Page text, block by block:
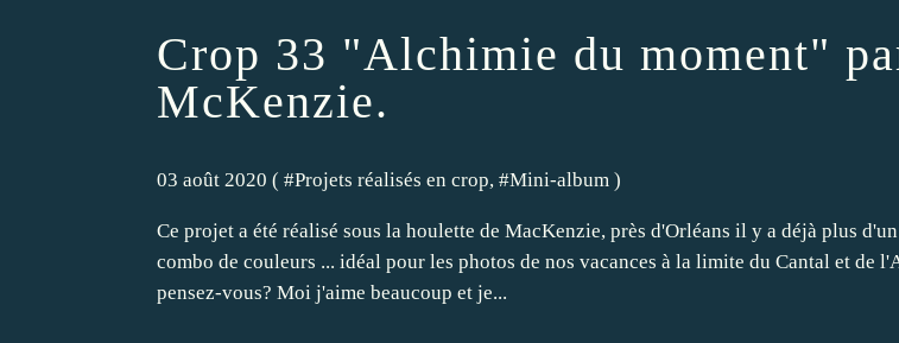
Crop 33 "Alchimie du moment"
McKenzie.
03 août 2020 ( #Projets réalisés en crop, #Mini-album )
Ce projet a été réalisé sous la houlette de MacKenzie, près d'Orléans il y a déjà plus
combo de couleurs ... idéal pour les photos de nos vacances à la limite du Cantal et de
pensez-vous? Moi j'aime beaucoup et je...